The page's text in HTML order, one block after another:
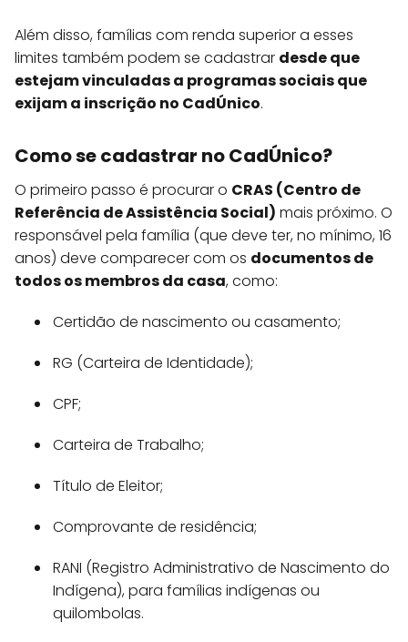
Além disso, famílias com renda superior a esses
limites também podem se cadastrar desde que
estejam vinculadas a programas sociais que
exijam a inscrição no CadÚnico.
Como se cadastrar no CadÚnico?
O primeiro passo é procurar o CRAS (Centro de
Referência de Assistência Social) mais próximo. O
responsável pela família (que deve ter, no mínimo, 16
anos) deve comparecer com os documentos de
todos os membros da casa, como:
Certidão de nascimento ou casamento;
RG (Carteira de Identidade);
CPF;
Carteira de Trabalho;
Título de Eleitor;
Comprovante de residência;
RANI (Registro Administrativo de Nascimento do
Indígena), para famílias indígenas ou
quilombolas.